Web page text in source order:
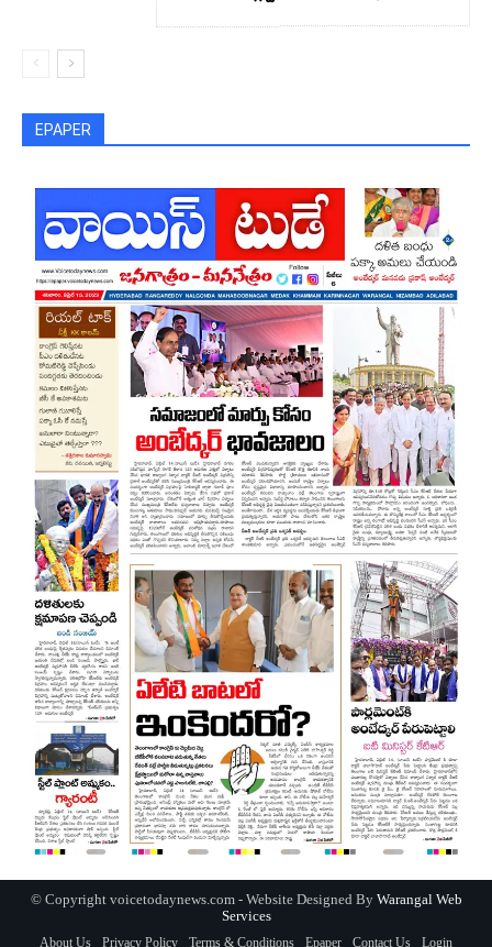
EPAPER
© Copyright voicetodaynews.com - Website Designed By Warangal Web
Services
About Us Privacy Policy Terms & Conditions Epaper Contact Us Login